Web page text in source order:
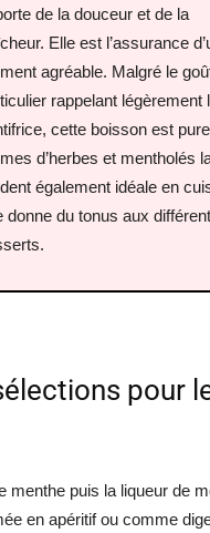
de la douceur et de la
Elle est l’assurance
agréable. Malgré le
rappelant légèrement
cette boisson est
d’herbes et mentholés
également idéale en
donne du tonus aux
pour
menthe puis la liqueur de
en apéritif ou comme